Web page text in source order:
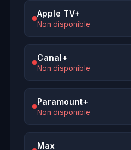
Apple TV+
Non disponible
Canal+
Non disponible
Paramount+
Non disponible
Max